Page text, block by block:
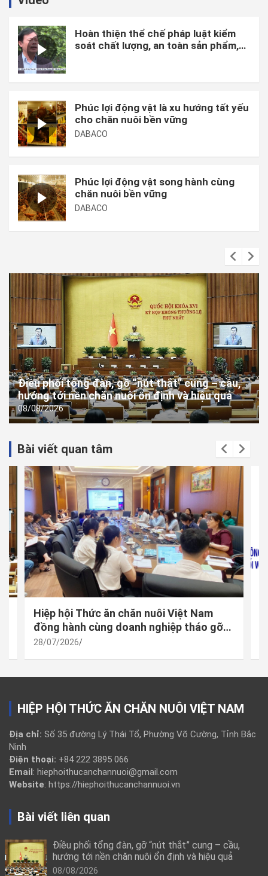
Hoàn thiện thể chế pháp luật kiểm
soát chất lượng, an toàn sản phẩm,
Phúc lợi động vật là xu hướng tất yếu
cho chăn nuôi bền vững
DABACO
Phúc lợi động vật song hành cùng
chăn nuôi bền vững
DABACO
Điều phối tổng đàn, gỡ “nút thắt” cung – cầu,
hướng tới nền chăn nuôi ổn định và hiệu quả
08/08/2026
Bài viết quan tâm
Hiệp hội Thức ăn chăn nuôi Việt Nam
đồng hành cùng doanh nghiệp tháo gỡ
vướng mắc trong thực thi quy định mới
28/07/2026
HIỆP HỘI THỨC ĂN CHĂN NUÔI VIỆT NAM
Địa chỉ: Số 35 đường Lý Thái Tổ, Phường Võ Cường, Tỉnh Bắc
Ninh
Điện thoại: +84 222 3895 066
Email: hiephoithucanchannuoi@gmail.com
Website: https://hiephoithucanchannuoi.vn
Bài viết liên quan
Điều phối tổng đàn, gỡ “nút thắt” cung – cầu,
hướng tới nền chăn nuôi ổn định và hiệu quả
08/08/2026